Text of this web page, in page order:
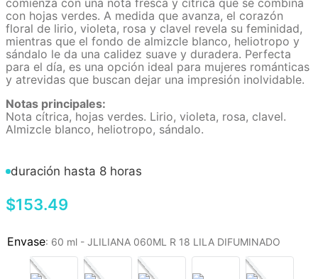
comienza con una nota fresca y cítrica que se combina
con hojas verdes. A medida que avanza, el corazón
floral de lirio, violeta, rosa y clavel revela su feminidad,
mientras que el fondo de almizcle blanco, heliotropo y
sándalo le da una calidez suave y duradera. Perfecta
para el día, es una opción ideal para mujeres románticas
y atrevidas que buscan dejar una impresión inolvidable.
Notas principales:
Nota cítrica, hojas verdes. Lirio, violeta, rosa, clavel.
Almizcle blanco, heliotropo, sándalo.
duración hasta 8 horas
$153.49
: 60 ml - JLILIANA 060ML R 18 LILA DIFUMINADO